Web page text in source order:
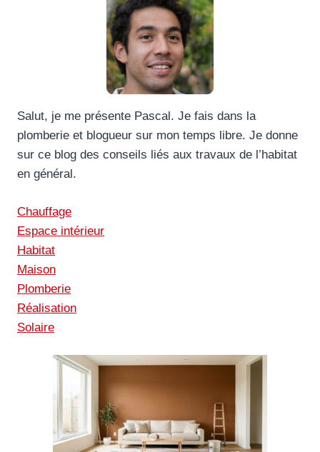
Salut, je me présente Pascal. Je fais dans la
plomberie et blogueur sur mon temps libre. Je donne
sur ce blog des conseils liés aux travaux de l’habitat
en général.
Chauffage
Espace intérieur
Habitat
Maison
Plomberie
Réalisation
Solaire